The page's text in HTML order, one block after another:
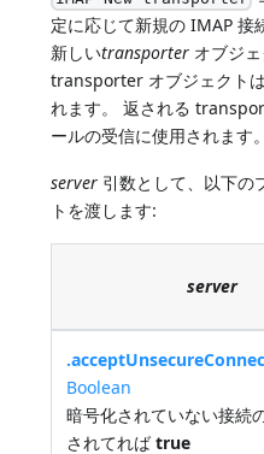
定に応じて新規の IMAP 接
新しいtransporter オブジ
transporter オブジェクト
れます。 返される
ールの受信に使用されます。
server 引数として、以下の
トを渡します:
server
Boolean
暗号化されていない接続
されてればtrue